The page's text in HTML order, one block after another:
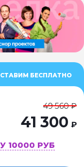
БЕСПЛАТНО
49 560 ₽
41 300 ₽
10000 РУБ